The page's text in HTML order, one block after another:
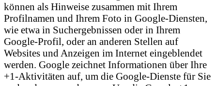
können als Hinweise zusammen mit Ihrem
Profilnamen und Ihrem Foto in Google-Diensten,
wie etwa in Suchergebnissen oder in Ihrem
Google-Profil, oder an anderen Stellen auf
Websites und Anzeigen im Internet eingeblendet
werden. Google zeichnet Informationen über Ihre
+1-Aktivitäten auf, um die Google-Dienste für Sie